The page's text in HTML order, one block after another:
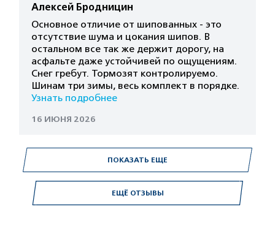
ЕЩЁ ОТЗЫВЫ
Алексей Бродницин
Основное отличие от шипованных - это
отсутствие шума и цокания шипов. В
остальном все так же держит дорогу, на
асфальте даже устойчивей по ощущениям.
Снег гребут. Тормозят контролируемо.
Шинам три зимы, весь комплект в порядке.
Узнать подробнее
16 ИЮНЯ 2026
ПОКАЗАТЬ ЕЩЕ